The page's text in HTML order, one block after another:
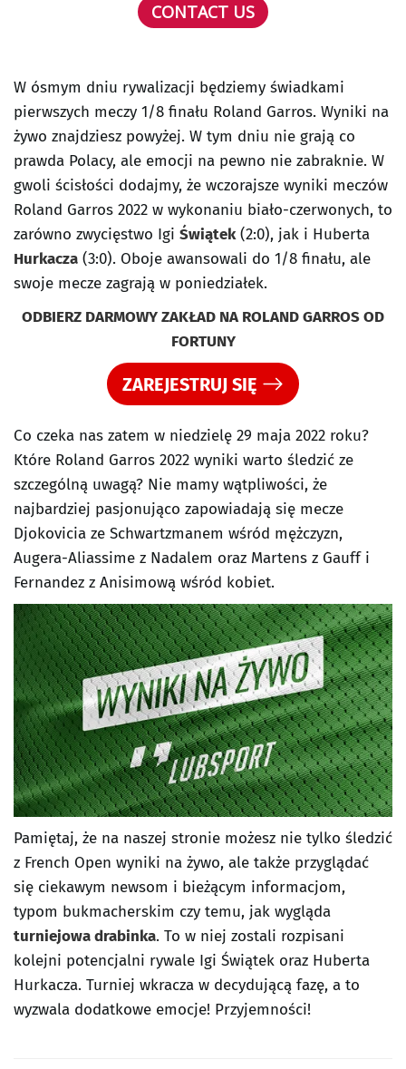
CONTACT US
W ósmym dniu rywalizacji będziemy świadkami
pierwszych meczy 1/8 finału Roland Garros. Wyniki na
żywo znajdziesz powyżej. W tym dniu nie grają co
prawda Polacy, ale emocji na pewno nie zabraknie. W
gwoli ścisłości dodajmy, że wczorajsze wyniki meczów
Roland Garros 2022 w wykonaniu biało-czerwonych, to
zarówno zwycięstwo Igi Świątek (2:0), jak i Huberta
Hurkacza (3:0). Oboje awansowali do 1/8 finału, ale
swoje mecze zagrają w poniedziałek.
ODBIERZ DARMOWY ZAKŁAD NA ROLAND GARROS OD
FORTUNY
ZAREJESTRUJ SIĘ
Co czeka nas zatem w niedzielę 29 maja 2022 roku?
Które Roland Garros 2022 wyniki warto śledzić ze
szczególną uwagą? Nie mamy wątpliwości, że
najbardziej pasjonująco zapowiadają się mecze
Djokovicia ze Schwartzmanem wśród mężczyzn,
Augera-Aliassime z Nadalem oraz Martens z Gauff i
Fernandez z Anisimową wśród kobiet.
Pamiętaj, że na naszej stronie możesz nie tylko śledzić
z French Open wyniki na żywo, ale także przyglądać
się ciekawym newsom i bieżącym informacjom,
typom bukmacherskim czy temu, jak wygląda
turniejowa drabinka. To w niej zostali rozpisani
kolejni potencjalni rywale Igi Świątek oraz Huberta
Hurkacza. Turniej wkracza w decydującą fazę, a to
wyzwala dodatkowe emocje! Przyjemności!